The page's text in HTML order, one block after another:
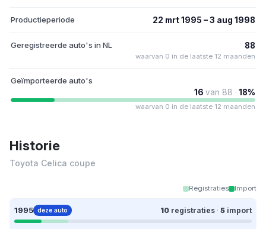
Productieperiode 22 mrt 1995 – 3 aug 1998
Geregistreerde auto's in NL 88
waarvan 0 in de laatste 12 maanden
Geïmporteerde auto's
16 van 88 · 18%
waarvan 0 in de laatste 12 maanden
Historie
Toyota Celica coupe
Registraties Import
1995 deze auto 10 registraties · 5 import